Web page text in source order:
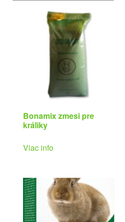
Bonamix zmesi pre
králiky
Viac info